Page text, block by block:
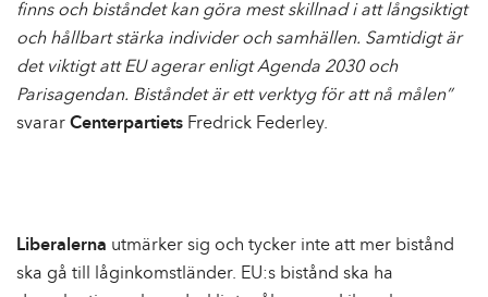
finns och biståndet kan göra mest skillnad i att långsiktigt
och hållbart stärka individer och samhällen. Samtidigt är
det viktigt att EU agerar enligt Agenda 2030 och
Parisagendan. Biståndet är ett verktyg för att nå målen”
svarar Centerpartiets Fredrick Federley.
Liberalerna utmärker sig och tycker inte att mer bistånd
ska gå till låginkomstländer. EU:s bistånd ska ha